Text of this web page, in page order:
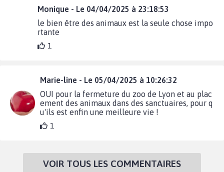
Monique - Le 04/04/2025 à 23:18:53
le bien être des animaux est la seule chose impo
rtante
1
Marie-line - Le 05/04/2025 à 10:26:32
OUI pour la fermeture du zoo de Lyon et au plac
ement des animaux dans des sanctuaires, pour q
u'ils est enfin une meilleure vie !
1
VOIR TOUS LES COMMENTAIRES